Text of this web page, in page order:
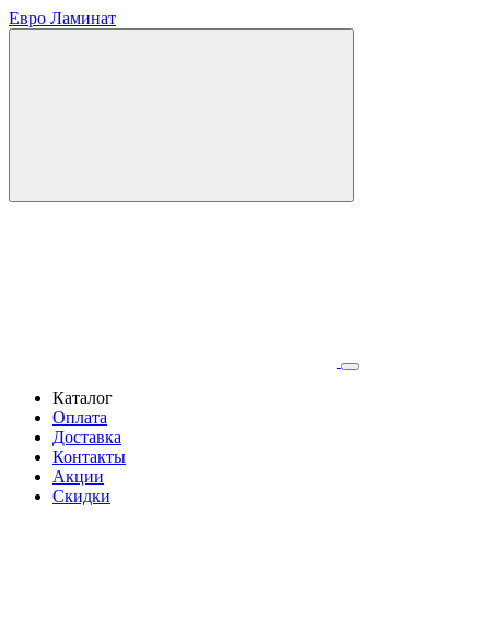
Евро Ламинат
Каталог
Оплата
Доставка
Контакты
Акции
Скидки